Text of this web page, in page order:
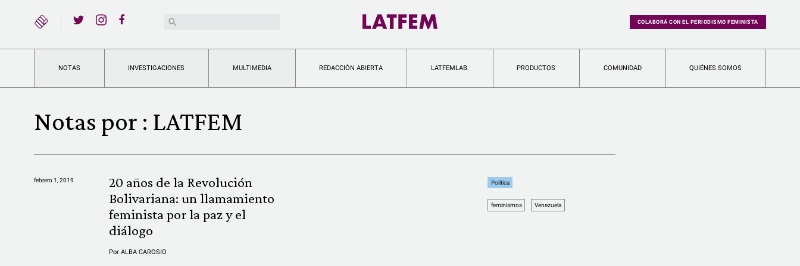
YouTubeBuscar: COLABORÁ CON EL PERIODISMO FEMINISTA
NOTAS INVESTIGACIONES MULTIMEDIA REDACCIÓN ABIERTA LATFEMLAB. PRODUCTOS COMUNIDAD QUIÉNES SOMOS
Notas por : LATFEM
febrero 1, 2019
20 años de la Revolución
Bolivariana: un llamamiento
feminista por la paz y el
diálogo
PorALBA CAROSIO
Política
feminismos Venezuela